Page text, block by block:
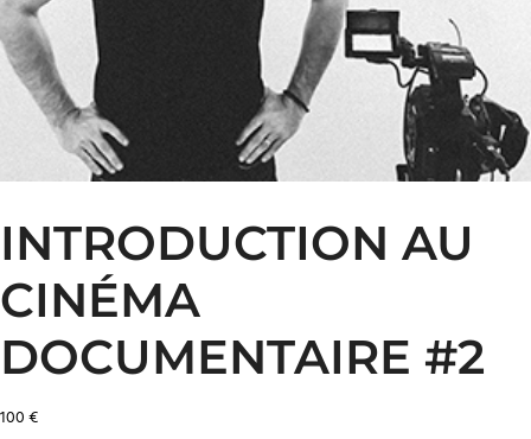
INTRODUCTION AU
CINÉMA
DOCUMENTAIRE #2
100€